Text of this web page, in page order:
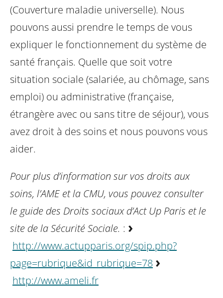
(Couverture maladie universelle). Nous
pouvons aussi prendre le temps de vous
expliquer le fonctionnement du système de
santé français. Quelle que soit votre
situation sociale (salariée, au chômage, sans
emploi) ou administrative (française,
étrangère avec ou sans titre de séjour), vous
avez droit à des soins et nous pouvons vous
aider.
Pour plus d’information sur vos droits aux
soins, l’AME et la CMU, vous pouvez consulter
le guide des Droits sociaux d’Act Up Paris et le
site de la Sécurité Sociale. :
http://www.actupparis.org/spip.php?
page=rubrique&id_rubrique=78
http://www.ameli.fr